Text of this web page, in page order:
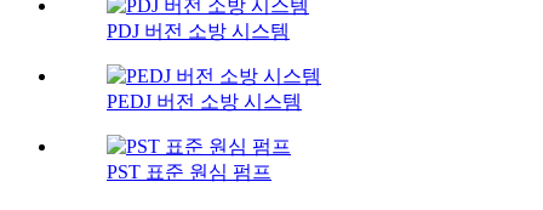
PDJ 버전 소방 시스템
PEDJ 버전 소방 시스템
PST 표준 원심 펌프